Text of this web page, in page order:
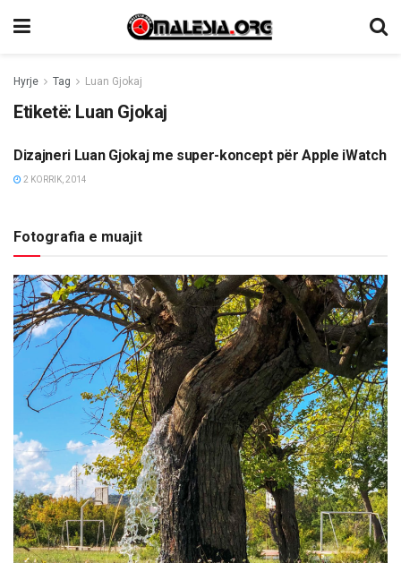
Hyrje Tag Luan Gjokaj
Etiketë: Luan Gjokaj
TË NDRYSHME
Dizajneri Luan Gjokaj me super-koncept për Apple iWatch
2 KORRIK, 2014
Fotografia e muajit